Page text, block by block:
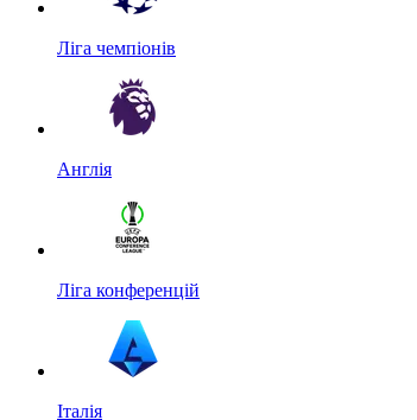
Ліга чемпіонів
Англія
Ліга конференцій
Італія